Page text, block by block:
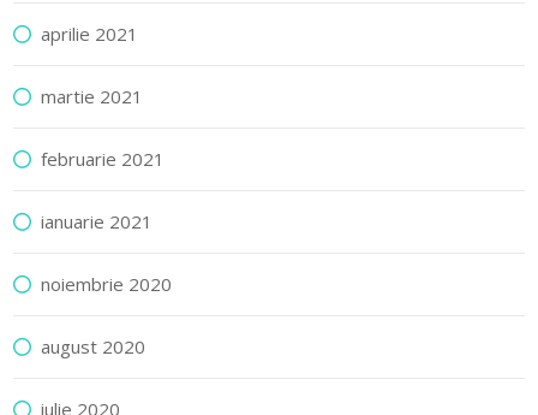
aprilie 2021
martie 2021
februarie 2021
ianuarie 2021
noiembrie 2020
august 2020
iulie 2020